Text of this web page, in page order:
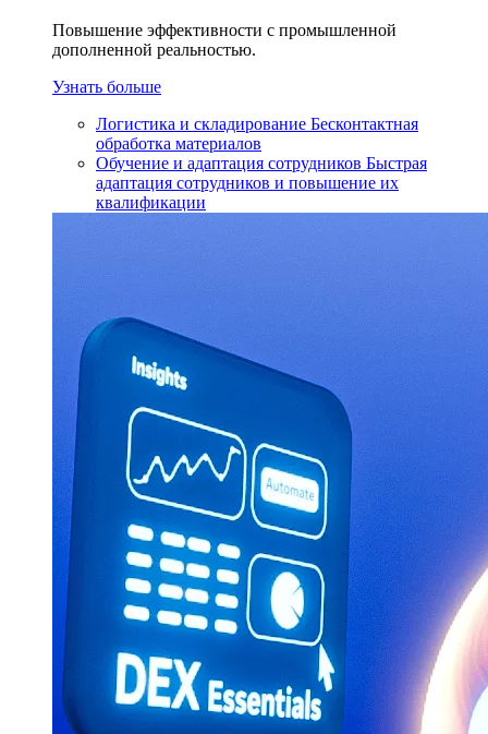
Повышение эффективности с промышленной
дополненной реальностью.
Узнать больше
Логистика и складирование Бесконтактная
обработка материалов
Обучение и адаптация сотрудников Быстрая
адаптация сотрудников и повышение их
квалификации